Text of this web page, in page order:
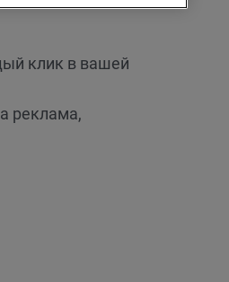
клик в вашей
реклама,